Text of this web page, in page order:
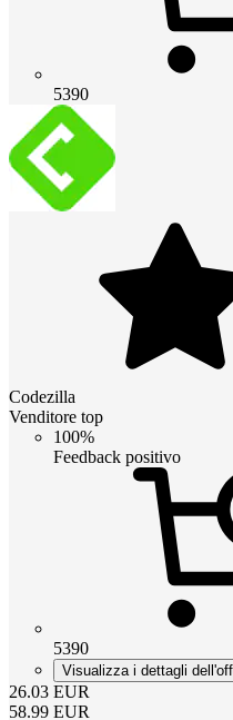
5390
Codezilla
Venditore top
100%
Feedback positivo
5390
Visualizza i dettagli
26.03 EUR
58.99 EUR